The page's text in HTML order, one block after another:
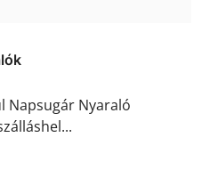
Napsugár Nyaraló